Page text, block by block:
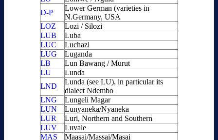
D-P
Lower German (varieties in
N.Germany, USA
LOZ
Lozi / Silozi
LUB
Luba
LUC
Luchazi
LUG
Luganda
LB
Lun Bawang / Murut
LU
Lunda
LND
Lunda (see LU), in particular its
dialect Ndembo
LNG
Lungeli Magar
LUN
Lunyaneka/Nyaneka
LUR
Luri, Northern and Southern
LUV
Luvale
MAS
Maasai/Massai/Masai